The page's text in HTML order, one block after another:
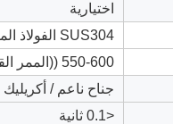
اختيارية
SUS304 الفولاذ المقاوم للصدأ؛ معالجة سطحية بالفرشاة
550-600 ((الممر القياسي)
جناح ناعم / أكريليك
<0.1 ثانية